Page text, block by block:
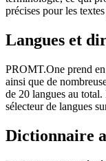
précises pour les
Langues et
PROMT.One prend
ainsi que de
de 20 langues au total.
sélecteur de langues
Dictionnaire